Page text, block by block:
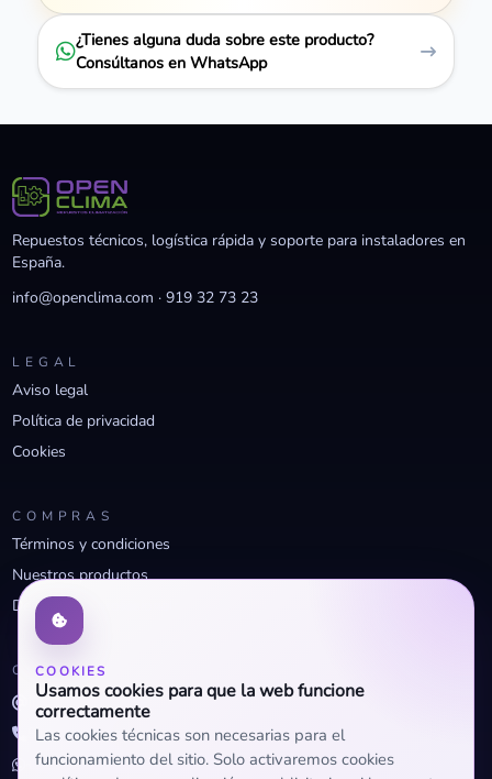
¿Tienes alguna duda sobre este producto?
Consúltanos en WhatsApp
COOKIES
Usamos cookies para que la web funcione
correctamente
Las cookies técnicas son necesarias para el
funcionamiento del sitio. Solo activaremos cookies
Repuestos técnicos, logística rápida y soporte para instaladores en
España.
info@openclima.com ·919 32 73 23
LEGAL
Aviso legal
Política de privacidad
Cookies
COMPRAS
Términos y condiciones
Nuestros productos
Descuentos profesionales
CONTACTO
info@openclima.com
919 32 73 23
+34 623 56 04 93 (WhatsApp)